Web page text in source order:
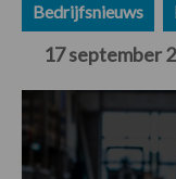
Bedrijfsnieuws
17 september